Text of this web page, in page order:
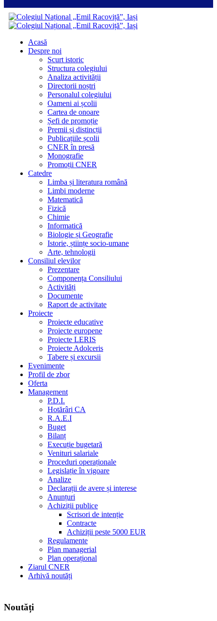
Acasă
Despre noi
Scurt istoric
Structura colegiului
Analiza activității
Directorii noștri
Personalul colegiului
Oameni ai școlii
Cartea de onoare
Șefi de promoție
Premii și distincții
Publicațiile școlii
CNER în presă
Monografie
Promoții CNER
Catedre
Limba și literatura română
Limbi moderne
Matematică
Fizică
Chimie
Informatică
Biologie și Geografie
Istorie, științe socio-umane
Arte, tehnologii
Consiliul elevilor
Prezentare
Componența Consiliului
Activități
Documente
Raport de activitate
Proiecte
Proiecte educative
Proiecte europene
Proiecte LERIS
Proiecte Adolceris
Tabere și excursii
Evenimente
Profil de zbor
Oferta
Management
P.D.I.
Hotărâri CA
R.A.E.I
Buget
Bilanț
Execuție bugetară
Venituri salariale
Proceduri operaționale
Legislație în vigoare
Analize
Declarații de avere și interese
Anunțuri
Achiziții publice
Scrisori de intenție
Contracte
Achiziții peste 5000 EUR
Regulamente
Plan managerial
Plan operațional
Ziarul CNER
Arhivă noutăți
Noutăți